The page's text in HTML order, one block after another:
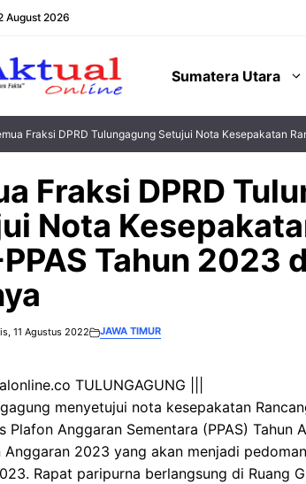
August 2026
Sumatera Utara
Fraksi DPRD Tulungagung Setujui Nota Kesepakatan
Fraksi DPRD
Nota
Tahun 2023
11 Agustus 2022 JAWA TIMUR
TULUNGAGUNG |||
menyetujui nota kesepakatan
Plafon Anggaran Sementara (PPAS) Tahun
Anggaran 2023 yang akan menjadi
Rapat paripurna berlangsung di Ruang